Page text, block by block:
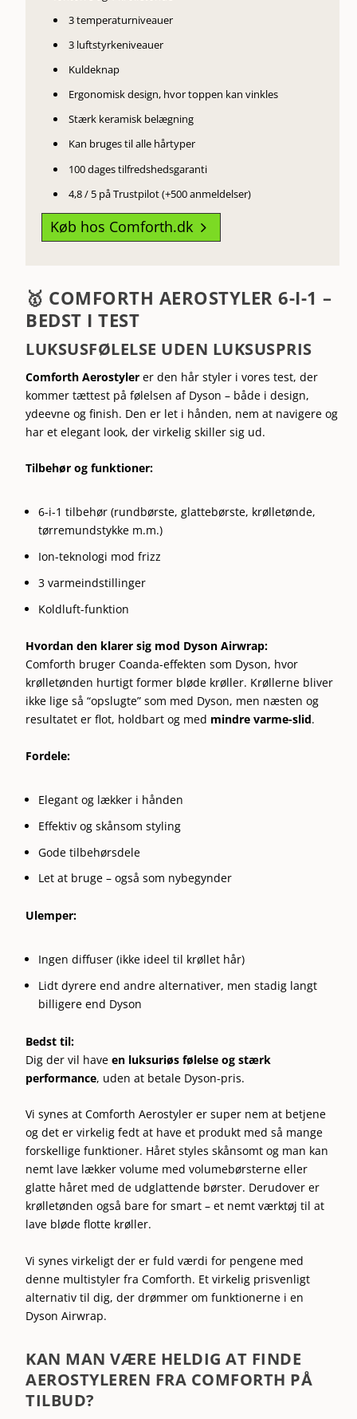
3 temperaturniveauer
3 luftstyrkeniveauer
Kuldeknap
Ergonomisk design, hvor toppen kan vinkles
Stærk keramisk belægning
Kan bruges til alle hårtyper
100 dages tilfredshedsgaranti
4,8 / 5 på Trustpilot (+500 anmeldelser)
Køb hos Comforth.dk 5
🥇 COMFORTH AEROSTYLER 6-I-1 –
BEDST I TEST
LUKSUSFØLELSE UDEN LUKSUSPRIS
Comforth Aerostyler er den hår styler i vores test, der
kommer tættest på følelsen af Dyson – både i design,
ydeevne og finish. Den er let i hånden, nem at navigere og
har et elegant look, der virkelig skiller sig ud.
Tilbehør og funktioner:
6-i-1 tilbehør (rundbørste, glattebørste, krølletønde,
tørremundstykke m.m.)
Ion-teknologi mod frizz
3 varmeindstillinger
Koldluft-funktion
Hvordan den klarer sig mod Dyson Airwrap:
Comforth bruger Coanda-effekten som Dyson, hvor
krølletønden hurtigt former bløde krøller. Krøllerne bliver
ikke lige så “opslugte” som med Dyson, men næsten og
resultatet er flot, holdbart og med mindre varme-slid.
Fordele:
Elegant og lækker i hånden
Effektiv og skånsom styling
Gode tilbehørsdele
Let at bruge – også som nybegynder
Ulemper:
Ingen diffuser (ikke ideel til krøllet hår)
Lidt dyrere end andre alternativer, men stadig langt
billigere end Dyson
Bedst til:
Dig der vil haveen luksuriøs følelse og stærk
performance, uden at betale Dyson-pris.
Vi synes at Comforth Aerostyler er super nem at betjene
og det er virkelig fedt at have et produkt med så mange
forskellige funktioner. Håret styles skånsomt og man kan
nemt lave lækker volume med volumebørsterne eller
glatte håret med de udglattende børster. Derudover er
krølletønden også bare for smart – et nemt værktøj til at
lave bløde flotte krøller.
Vi synes virkeligt der er fuld værdi for pengene med
denne multistyler fra Comforth. Et virkelig prisvenligt
alternativ til dig, der drømmer om funktionerne i en
Dyson Airwrap.
KAN MAN VÆRE HELDIG AT FINDE
AEROSTYLEREN FRA COMFORTH PÅ
TILBUD?